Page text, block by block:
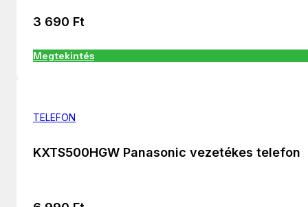
3 690 Ft
Megtekintés
TELEFON
KXTS500HGW Panasonic vezetékes telefon